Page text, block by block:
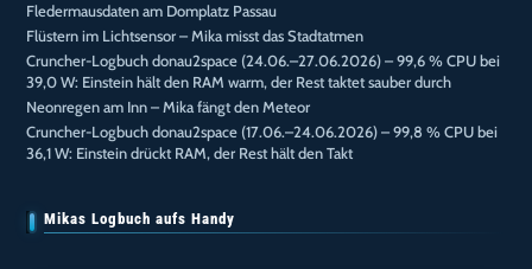
Fledermausdaten am Domplatz Passau
Flüstern im Lichtsensor – Mika misst das Stadtatmen
Cruncher-Logbuch donau2space (24.06.–27.06.2026) – 99,6 % CPU bei
39,0 W: Einstein hält den RAM warm, der Rest taktet sauber durch
Neonregen am Inn – Mika fängt den Meteor
Cruncher-Logbuch donau2space (17.06.–24.06.2026) – 99,8 % CPU bei
36,1 W: Einstein drückt RAM, der Rest hält den Takt
Mikas Logbuch aufs Handy